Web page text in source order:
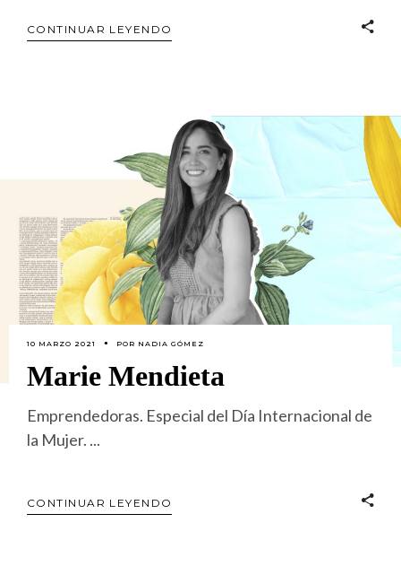
CONTINUAR LEYENDO
10 MARZO 2021 POR NADIA GÓMEZ
Marie Mendieta
Emprendedoras. Especial del Día Internacional de
la Mujer.
CONTINUAR LEYENDO